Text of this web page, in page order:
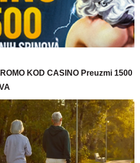
KOD CASINO Preuzmi 1500